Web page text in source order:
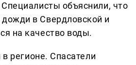
объяснили, что
в Свердловской и
на качество воды.
регионе. Спасатели